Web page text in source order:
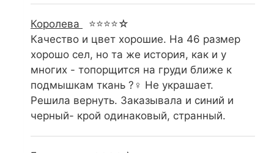
Королева
⭐⭐⭐⭐☆
Качество и цвет хорошие. На 46 размер
хорошо сел, но та же история, как и у
многих - топорщится на груди ближе к
подмышкам ткань ?‍♀️ Не украшает.
Решила вернуть. Заказывала и синий и
черный- крой одинаковый, странный.